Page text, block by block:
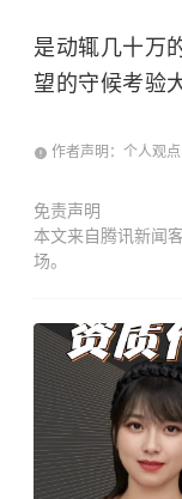
是动辄几十万
望的守候考验
作者声明：个人观
免责声明
本文来自腾讯新闻
场。